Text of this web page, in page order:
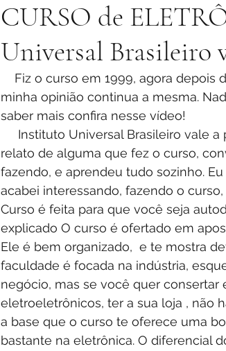
CURSO de
Universal Brasileiro
minha opinião continua a mesma.
saber mais confira nesse vídeo!
relato de alguma que fez o curso,
fazendo, e aprendeu tudo sozinho.
acabei interessando, fazendo o
Curso é feita para que você seja
explicado O curso é ofertado em
Ele é bem organizado,  e te mostra
faculdade é focada na indústria,
negócio, mas se você quer
eletroeletrônicos, ter a sua loja , não
a base que o curso te oferece uma
bastante na eletrônica. O diferencial